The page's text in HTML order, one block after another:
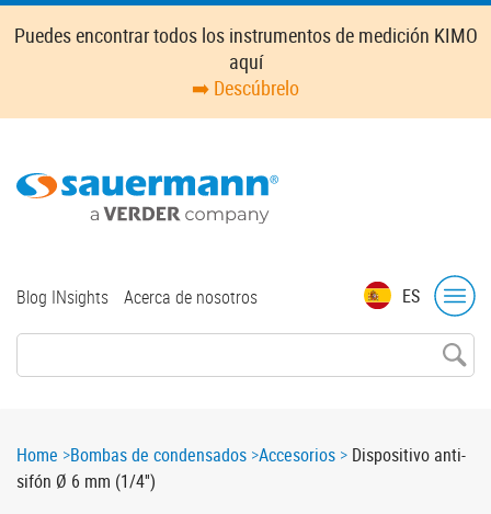
Skip
Puedes encontrar todos los instrumentos de medición KIMO
aquí
➡️ Descúbrelo
ES
Top
Blog INsights Acerca de nosotros
Breadcrumb
Home Bombas de condensados Accesorios
Dispositivo anti-
sifón Ø 6 mm (1/4'')